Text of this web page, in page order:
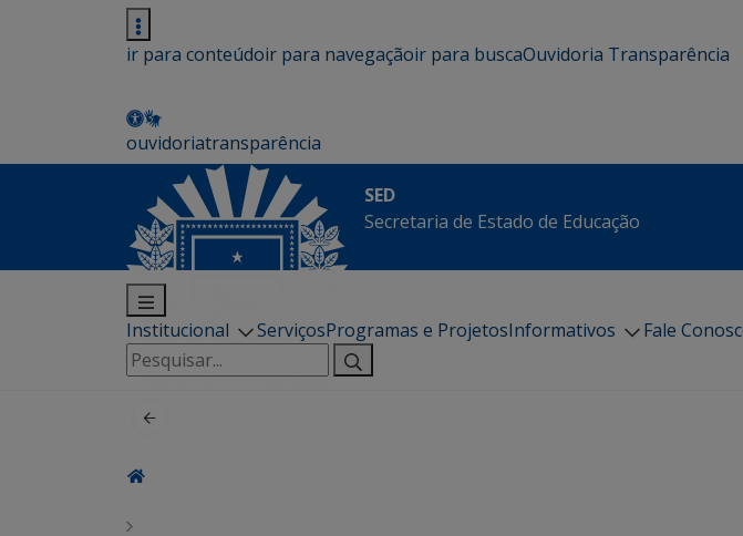
ir para conteúdoir para navegaçãoir para buscaOuvidoria Transparência
ouvidoriatransparência
SED
Secretaria de Estado de Educação
Institucional ServiçosProgramas e ProjetosInformativos Fale
Pesquisar
por: